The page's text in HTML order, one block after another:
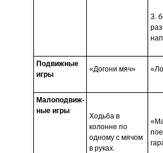
3.
Подвижные
игры
«Догони мяч»
Малоподвиж-
ные игры
Ходьба в
колонне по
одному с мячом
в руках.